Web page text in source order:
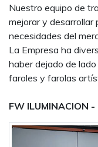
Nuestro equipo de
mejorar y
necesidades del
La Empresa ha
haber dejado de
faroles y farolas
FW ILUMINACION